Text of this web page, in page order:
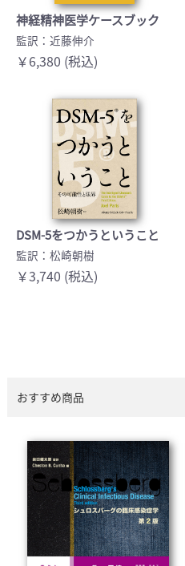
神経精神医学ケースブック
監訳：近藤伸介
￥6,380 (税込)
DSM-5をつかうということ
監訳：松崎朝樹
￥3,740 (税込)
おすすめ商品